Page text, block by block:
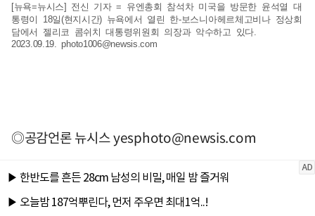
[뉴욕=뉴시스] 전신 기자 = 유엔총회 참석차 미국을 방문한 윤석열 대
통령이 18일(현지시간) 뉴욕에서 열린 한-보스니아헤르체고비나 정상회
담에서 젤리코 콤쉬치 대통령위원회 의장과 악수하고 있다.
2023.09.19.photo1006@newsis.com
◎공감언론 뉴시스yesphoto@newsis.com